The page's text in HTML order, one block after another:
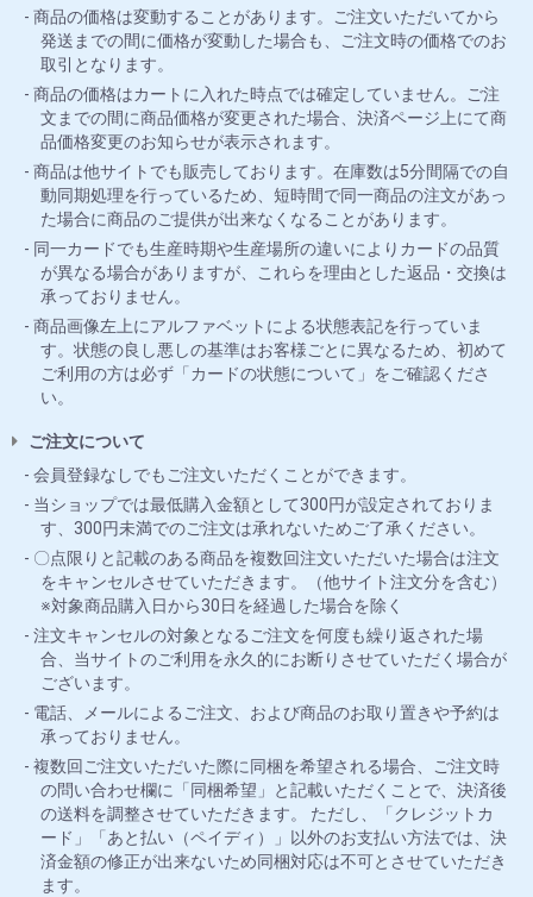
商品の価格は変動することがあります。ご注文いただいてから
発送までの間に価格が変動した場合も、ご注文時の価格でのお
取引となります。
商品の価格はカートに入れた時点では確定していません。ご注
文までの間に商品価格が変更された場合、決済ページ上にて商
品価格変更のお知らせが表示されます。
商品は他サイトでも販売しております。在庫数は5分間隔での自
動同期処理を行っているため、短時間で同一商品の注文があっ
た場合に商品のご提供が出来なくなることがあります。
同一カードでも生産時期や生産場所の違いによりカードの品質
が異なる場合がありますが、これらを理由とした返品・交換は
承っておりません。
商品画像左上にアルファベットによる状態表記を行っていま
す。状態の良し悪しの基準はお客様ごとに異なるため、初めて
ご利用の方は必ず「カードの状態について」をご確認くださ
い。
ご注文について
会員登録なしでもご注文いただくことができます。
当ショップでは最低購入金額として300円が設定されておりま
す、300円未満でのご注文は承れないためご了承ください。
〇点限りと記載のある商品を複数回注文いただいた場合は注文
をキャンセルさせていただきます。（他サイト注文分を含む）
※対象商品購入日から30日を経過した場合を除く
注文キャンセルの対象となるご注文を何度も繰り返された場
合、当サイトのご利用を永久的にお断りさせていただく場合が
ございます。
電話、メールによるご注文、および商品のお取り置きや予約は
承っておりません。
複数回ご注文いただいた際に同梱を希望される場合、ご注文時
の問い合わせ欄に「同梱希望」と記載いただくことで、決済後
の送料を調整させていただきます。 ただし、「クレジットカ
ード」「あと払い（ペイディ）」以外のお支払い方法では、決
済金額の修正が出来ないため同梱対応は不可とさせていただき
ます。